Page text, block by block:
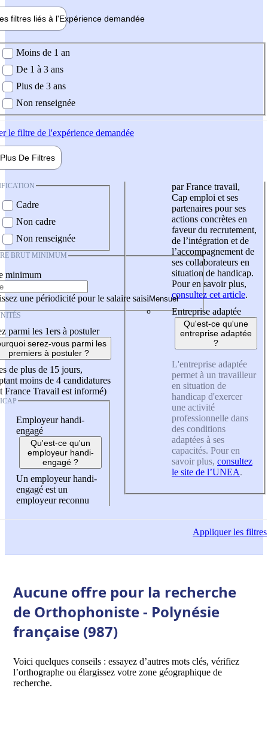
filtres liés à l'Expérience demandée
demandée
Moins de 1 an
De 1 à 3 ans
Plus de 3 ans
Non renseignée
le filtre de l'expérience demandée
Plus De Filtres
Cadre
Non cadre
Non renseignée
BRUT MINIMUM
minimum
une périodicité pour le salaire saisi
parmi les 1ers à postuler
serez-vous parmi les
premiers à postuler ?
de plus de 15 jours,
moins de 4 candidatures
France Travail est informé)
Employeur handi-
engagé
Qu'est-ce qu'un
employeur handi-
engagé ?
Un employeur handi-
engagé est un
employeur reconnu
par France travail,
Cap emploi et ses
partenaires pour ses
actions concrètes en
faveur du recrutement,
de l’intégration et de
l’accompagnement de
ses collaborateurs en
situation de handicap.
Pour en savoir plus,
consultez cet article.
Entreprise adaptée
Qu'est-ce qu'une
entreprise adaptée
?
L'entreprise adaptée
permet à un travailleur
en situation de
handicap d'exercer
une activité
professionnelle dans
des conditions
adaptées à ses
capacités. Pour en
savoir plus, consultez
le site de l’UNEA.
Appliquerles filtres
Aucune offre pour la recherche
de Orthophoniste - Polynésie
française (987)
Voici quelques conseils : essayez d’autres mots clés, vérifiez
l’orthographe ou élargissez votre zone géographique de
recherche.